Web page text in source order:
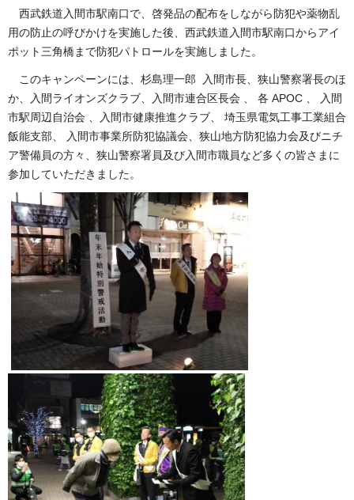
西武鉄道入間市駅南口で、啓発品の配布をしながら防犯や薬物乱
用の防止の呼びかけを実施した後、西武鉄道入間市駅南口からアイ
ポット三角橋まで防犯パトロールを実施しました。
このキャンペーンには、杉島理一郎 入間市長、 狭山警察署長のほ
か、入間ライオンズクラブ、入間市連合区長会 、 各 APOC 、 入間
市駅周辺自治会 、入間市健康推進クラブ、 埼玉県電気工事工業組合
飯能支部、 入間市事業所防犯協議会、狭山地方防犯協力会及びニチ
ア警備員の方々、狭山警察署員及び入間市職員など多くの皆さまに
参加していただきました。